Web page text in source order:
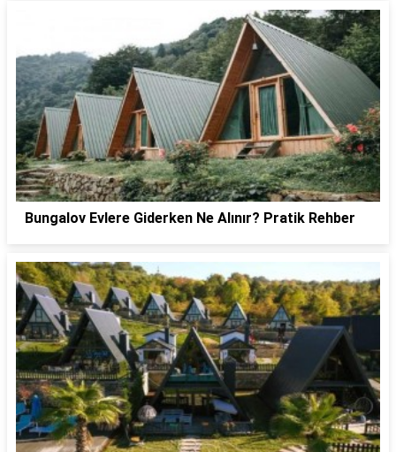
Bungalov Evlere Giderken Ne Alınır? Pratik Rehber